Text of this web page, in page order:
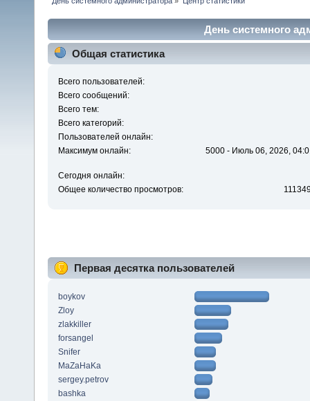
День системного
Общая статистика
Всего пользователей:
Всего сообщений:
Всего тем:
Всего категорий:
Пользователей онлайн:
Максимум онлайн:
5000 - Июль 06, 2026,
Сегодня онлайн:
Общее количество просмотров:
Первая десятка пользователей
boykov
Zloy
zlakkiller
forsangel
Snifer
MaZaHaKa
sergey.petrov
bashka